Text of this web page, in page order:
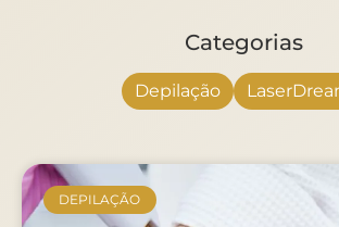
Categorias
Depilação
DEPILAÇÃO